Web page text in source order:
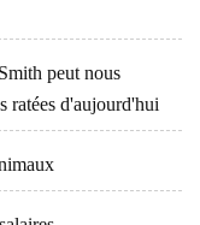
peut nous
ratées d'aujourd'hui